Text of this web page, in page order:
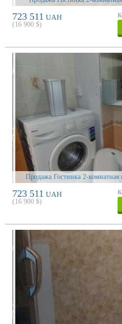
723 511 UAH
(16 900 $)
Продажа Гостинка 2-комнатная
723 511 UAH
(16 900 $)